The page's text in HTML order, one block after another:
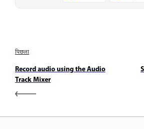
पिछला
Record audio using the Audio
Track Mixer